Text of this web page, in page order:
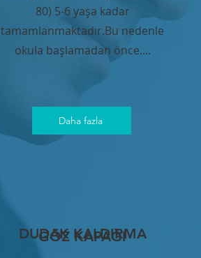
80) 5-6 yaşa kadar
tamamlanmaktadır.Bu nedenle
okula başlamadan önce....
Daha fazla
DUDAK KALDIRMA
GÖZ KAPAĞI